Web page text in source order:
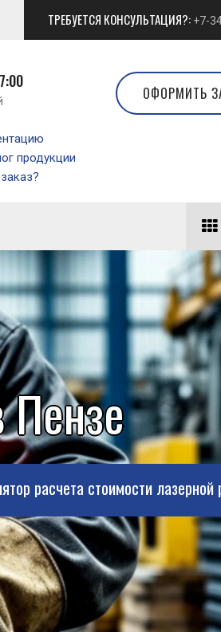
ТРЕБУЕТСЯ КОНСУЛЬТАЦИЯ?: +7-
продукции
ОФОРМИТЬ
Пензе
расчета стоимости лазерной